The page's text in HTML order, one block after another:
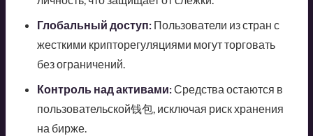
Глобальный доступ:Пользователи из стран с
жесткими крипторегуляциями могут торговать
без ограничений.
Контроль над активами:Средства остаются в
пользовательской钱包, исключая риск хранения
на бирже.